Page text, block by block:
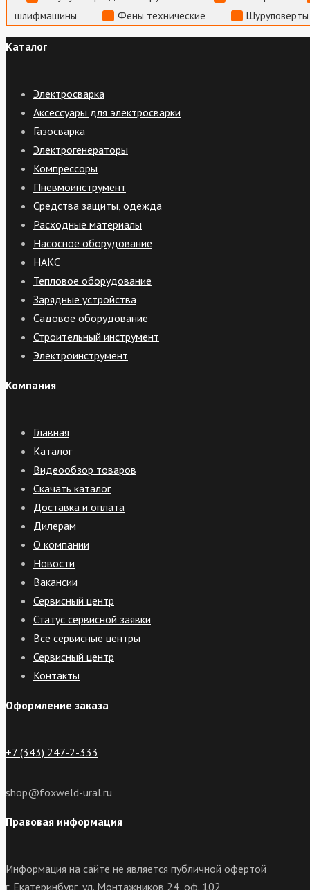
шлифмашины
Фены технические
Каталог
Электросварка
Аксессуары для электросварки
Газосварка
Электрогенераторы
Компрессоры
Пневмоинструмент
Средства защиты, одежда
Расходные материалы
Насосное оборудование
НАКС
Тепловое оборудование
Зарядные устройства
Садовое оборудование
Строительный инструмент
Электроинструмент
Компания
Главная
Каталог
Видеообзор товаров
Скачать каталог
Доставка и оплата
Дилерам
О компании
Новости
Вакансии
Сервисный центр
Статус сервисной заявки
Все сервисные центры
Сервисный центр
Контакты
Оформление заказа
+7 (343) 247-2-333
shop@foxweld-ural.ru
Правовая информация
Информация на сайте не является публичной офертой
г. Екатеринбург, ул. Монтажников 24, оф. 102